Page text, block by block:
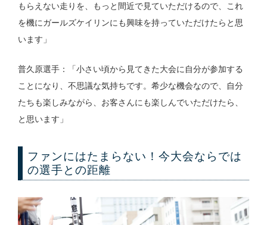
もらえない走りを、もっと間近で見ていただけるので、これ
を機にガールズケイリンにも興味を持っていただけたらと思
います」
普久原選手：「小さい頃から見てきた大会に自分が参加する
ことになり、不思議な気持ちです。希少な機会なので、自分
たちも楽しみながら、お客さんにも楽しんでいただけたら、
と思います」
ファンにはたまらない！今大会ならでは
の選手との距離